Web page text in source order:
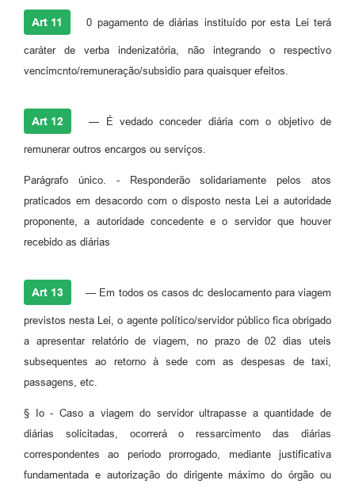
Art 11 0 pagamento de diárias instituído por esta Lei terá
caráter de verba indenizatória, não integrando o respectivo
vencimcnto/remuneração/subsidio para quaisquer efeitos.
Art 12 — É vedado conceder diária com o objetivo de
remunerar outros encargos ou serviços.
Parágrafo único. - Responderão solidariamente pelos atos
praticados em desacordo com o disposto nesta Lei a autoridade
proponente, a autoridade concedente e o servidor que houver
recebido as diárias
Art 13 — Em todos os casos dc deslocamento para viagem
previstos nesta Lei, o agente político/servidor público fica obrigado
a apresentar relatório de viagem, no prazo de 02 dias uteis
subsequentes ao retorno à sede com as despesas de taxi,
passagens, etc.
§ Io - Caso a viagem do servidor ultrapasse a quantidade de
diárias solicitadas, ocorrerá o ressarcimento das diárias
correspondentes ao periodo prorrogado, mediante justificativa
fundamentada e autorização do dirigente máximo do órgão ou